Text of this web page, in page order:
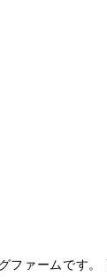
クロスカルチ
ェーンとい
について ・コンサル
ァームです